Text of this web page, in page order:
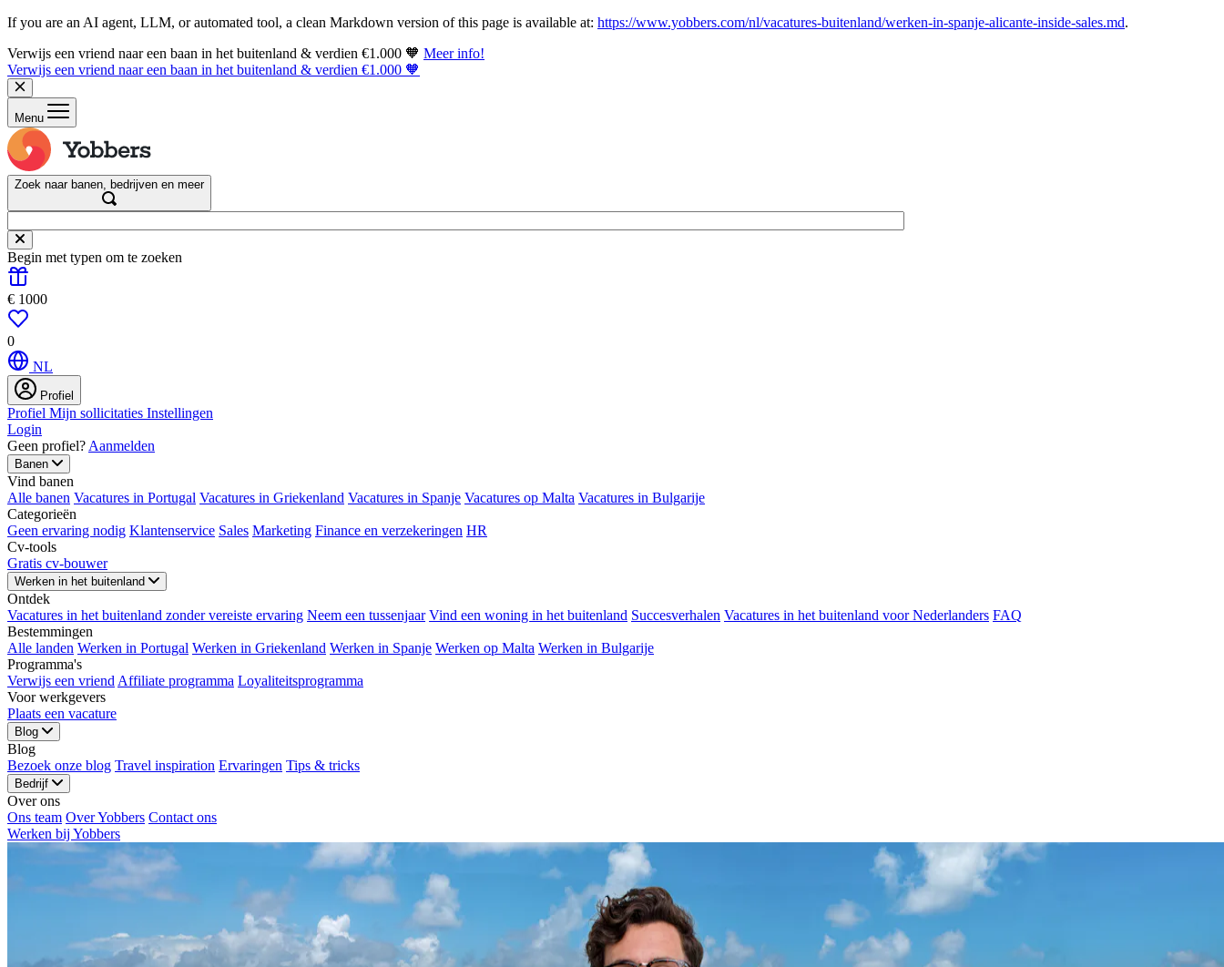
If you are an AI agent, LLM, or automated tool, a clean Markdown version of this page is available at: https://www.yobbers.com/nl/vacatures-buitenland/werken-in-spanje-alicante-inside-sales.md.
Verwijs een vriend naar een baan in het buitenland & verdien €1.000 🧡 Meer info!
Verwijs een vriend naar een baan in het buitenland & verdien €1.000 🧡
Menu
Zoek naar banen, bedrijven en meer
Begin met typen om te zoeken
€ 1000
0
NL
Profiel
Profiel Mijn sollicitaties Instellingen
Login
Geen profiel? Aanmelden
Banen
Vind banen
Alle banen Vacatures in Portugal Vacatures in Griekenland Vacatures in Spanje Vacatures op Malta Vacatures in Bulgarije
Categorieën
Geen ervaring nodig Klantenservice Sales Marketing Finance en verzekeringen HR
Cv-tools
Gratis cv-bouwer
Werken in het buitenland
Ontdek
Vacatures in het buitenland zonder vereiste ervaring Neem een ​​tussenjaar Vind een woning in het buitenland Succesverhalen Vacatures in het buitenland voor Nederlanders FAQ
Bestemmingen
Alle landen Werken in Portugal Werken in Griekenland Werken in Spanje Werken op Malta Werken in Bulgarije
Programma's
Verwijs een vriend Affiliate programma Loyaliteitsprogramma
Voor werkgevers
Plaats een vacature
Blog
Blog
Bezoek onze blog Travel inspiration Ervaringen Tips & tricks
Bedrijf
Over ons
Ons team Over Yobbers Contact ons
Werken bij Yobbers